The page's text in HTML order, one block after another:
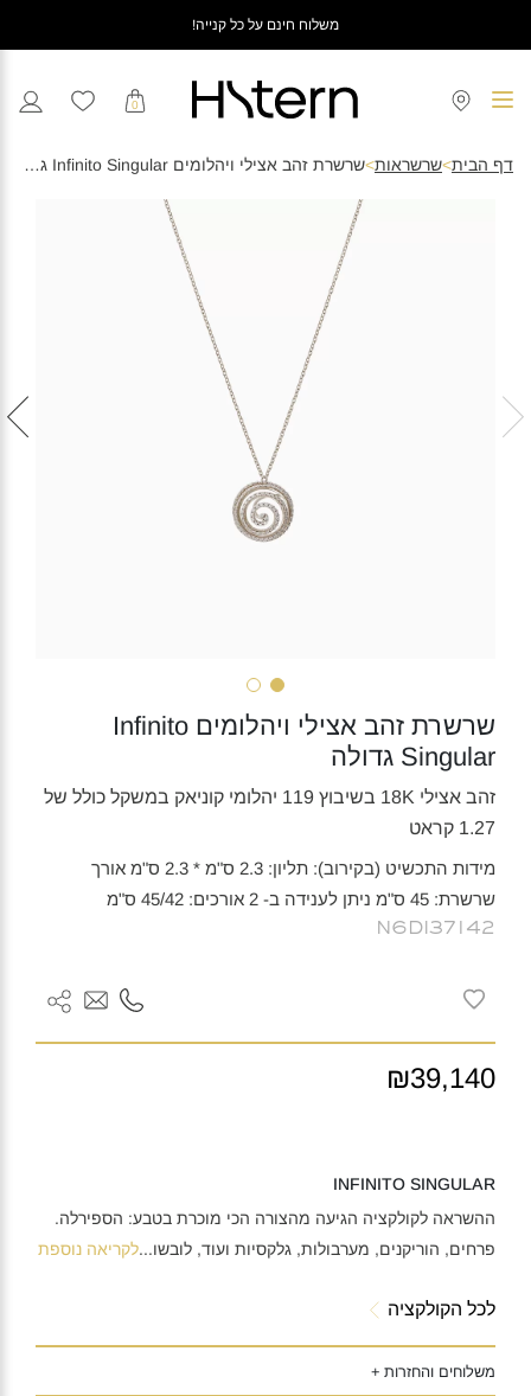
משלוח חינם על כל קנייה!
0
דף הבית>שרשראות> שרשרת זהב אצילי ויהלומים Infinito Singular גדולה
שרשרת זהב אצילי ויהלומים Infinito
Singular גדולה
זהב אצילי 18K בשיבוץ 119 יהלומי קוניאק במשקל כולל של
1.27 קראט
מידות התכשיט (בקירוב): תליון: 2.3 ס"מ * 2.3 ס"מ אורך
שרשרת: 45 ס"מ ניתן לענידה ב- 2 אורכים: 45/42 ס"מ
N6DI37142
₪39,140
INFINITO SINGULAR
ההשראה לקולקציה הגיעה מהצורה הכי מוכרת בטבע: הספירלה.
פרחים, הוריקנים, מערבולות, גלקסיות ועוד, לובשו...לקריאה נוספת
לכל הקולקציה
משלוחים והחזרות +